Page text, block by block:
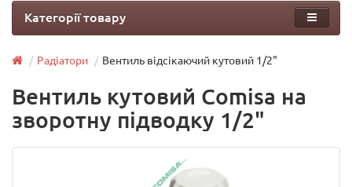
Категорії товару
Радіатори Вентиль відсікаючий кутовий 1/2"
Вентиль кутовий Comisa на
зворотну підводку 1/2"